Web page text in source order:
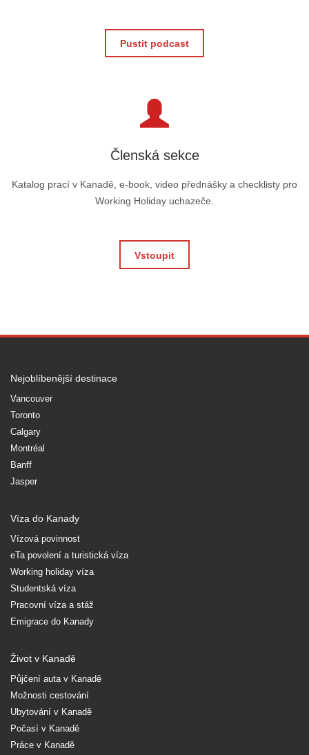
Pustit podcast
Členská sekce
Katalog prací v Kanadě, e-book, video přednášky a checklisty pro
Working Holiday uchazeče.
Vstoupit
Nejoblíbenější destinace
Vancouver
Toronto
Calgary
Montréal
Banff
Jasper
Víza do Kanady
Vízová povinnost
eTa povolení a turistická víza
Working holiday víza
Studentská víza
Pracovní víza a stáž
Emigrace do Kanady
Život v Kanadě
Půjčení auta v Kanadě
Možnosti cestování
Ubytování v Kanadě
Počasí v Kanadě
Práce v Kanadě